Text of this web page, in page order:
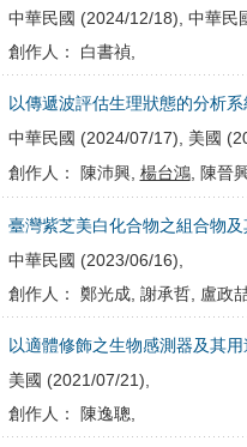
中華民國 (2024/12/18), 中華民
創作人： 白書禎,
以傳遞波評估生理狀態的分析系
中華民國 (2024/07/17), 美國
創作人： 陳沛興, 楊台鴻, 陳晉
臺灣紫芝美白化合物之組合物及
中華民國 (2023/06/16),
創作人： 鄭光成, 謝承哲, 盧政
以適體修飾之生物感測器及其用
美國 (2021/07/21),
創作人： 陳逸聰,